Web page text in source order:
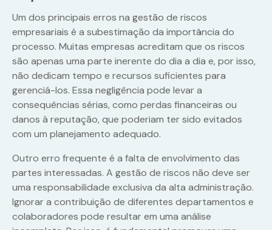
Um dos principais erros na gestão de riscos
empresariais é a subestimação da importância do
processo. Muitas empresas acreditam que os riscos
são apenas uma parte inerente do dia a dia e, por isso,
não dedicam tempo e recursos suficientes para
gerenciá-los. Essa negligência pode levar a
consequências sérias, como perdas financeiras ou
danos à reputação, que poderiam ter sido evitados
com um planejamento adequado.
Outro erro frequente é a falta de envolvimento das
partes interessadas. A gestão de riscos não deve ser
uma responsabilidade exclusiva da alta administração.
Ignorar a contribuição de diferentes departamentos e
colaboradores pode resultar em uma análise